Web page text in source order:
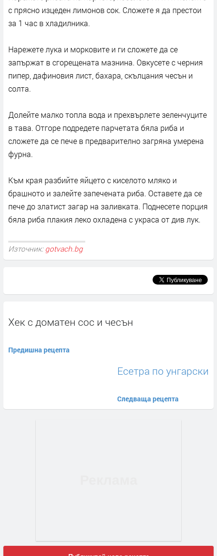
с прясно изцеден лимонов сок. Сложете я да престои
за 1 час в хладилника.
Нарежете лука и морковите и ги сложете да се
запържат в сгорещената мазнина. Овкусете с черния
пипер, дафиновия лист, бахара, скълцания чесън и
солта.
Долейте малко топла вода и прехвърлете зеленчуците
в тава. Отгоре подредете парчетата бяла риба и
сложете да се пече в предварително загряна умерена
фурна.
Към края разбийте яйцето с киселото мляко и
брашното и залейте запечената риба. Оставете да се
пече до златист загар на заливката. Поднесете порция
бяла риба плакия леко охладена с украса от див лук.
Източник: gotvach.bg
Хек с доматен сос и чесън
Предишна рецепта
Eсетра по унгарски
Следваща рецепта